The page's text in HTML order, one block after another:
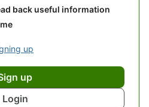
back useful information
up
up
Login